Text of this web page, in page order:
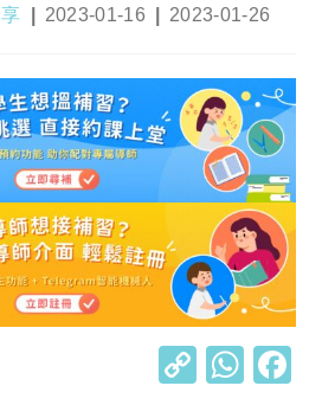
Post
2023-01-16
Post
2023-01-26
C W